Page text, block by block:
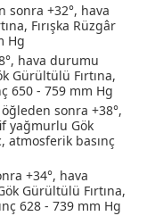
sonra +32°, hava
, Fırışka Rüzgâr
Hg
hava durumu
Gürültülü Fırtına,
650 - 759 mm Hg
sonra +38°,
yağmurlu Gök
atmosferik basınç
+34°, hava
Gürültülü Fırtına,
628 - 739 mm Hg